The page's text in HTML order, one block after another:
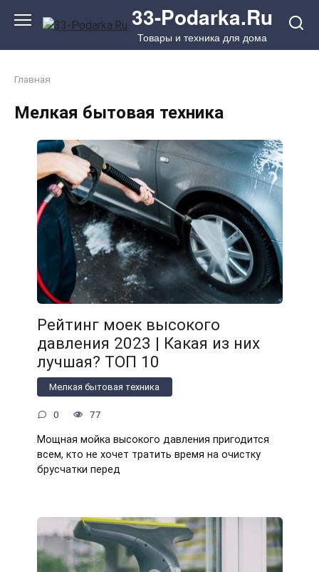
33-Podarka.Ru
Товары и техника для дома
Главная
Мелкая бытовая техника
Рейтинг моек высокого
давления 2023 | Какая из них
лучшая? ТОП 10
Мелкая бытовая техника
0 77
Мощная мойка высокого давления пригодится
всем, кто не хочет тратить время на очистку
брусчатки перед